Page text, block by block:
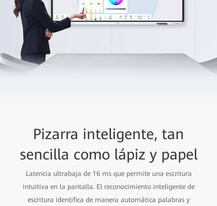
Pizarra inteligente, tan
sencilla como lápiz y papel
Latencia ultrabaja de 16 ms que permite una escritura
intuitiva en la pantalla. El reconocimiento inteligente de
escritura identifica de manera automática palabras y